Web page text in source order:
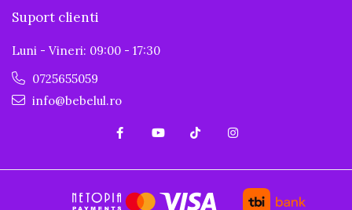
Suport clienti
Luni - Vineri: 09:00 - 17:30
0725655059
info@bebelul.ro